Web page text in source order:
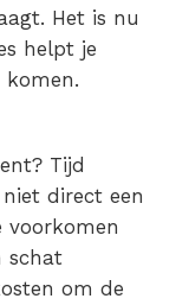
Het is nu
helpt je
Tijd
direct een
schat
om de